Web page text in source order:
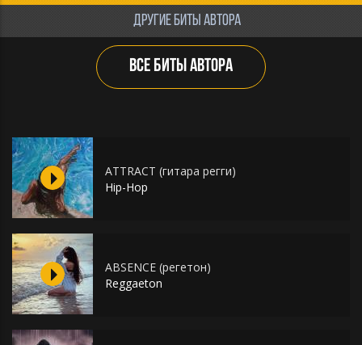
ДРУГИЕ БИТЫ АВТОРА
ВСЕ БИТЫ АВТОРА
ATTRACT (гитара регги)
Hip-Hop
ABSENCE (регетон)
Reggaeton